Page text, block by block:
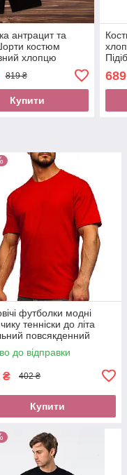
антрацит та
костюм
хлопцю
Є
платіж нова
819 ₴
Купити
689
футболки модні
тенніски до літа
повсякденний
одяг оптом та в
При отриманні нова
до відправки
₴ 402 ₴
Купити